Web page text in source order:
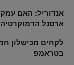
אנדוריל: האם
ארסנל
לקחים מכישלון
בטראמפ